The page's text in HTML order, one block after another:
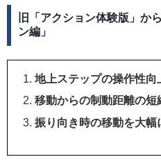
旧
「アクション体験版」か
ン編」
地上ステップの操作性向
移動からの制動距離の短
振り向き時の移動を大幅